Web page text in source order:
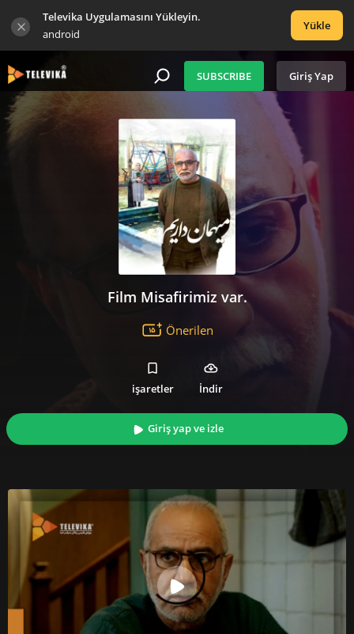
Televika Uygulamasını Yükleyin.
android
Yükle
SUBSCRIBE Giriş Yap
Film Misafirimiz var.
Önerilen
işaretler İndir
Giriş yap ve izle